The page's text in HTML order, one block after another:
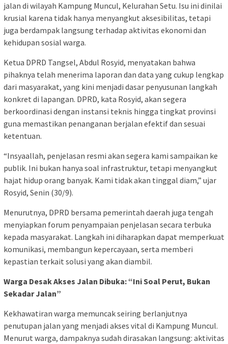
jalan di wilayah Kampung Muncul, Kelurahan Setu. Isu ini dinilai
krusial karena tidak hanya menyangkut aksesibilitas, tetapi
juga berdampak langsung terhadap aktivitas ekonomi dan
kehidupan sosial warga.
Ketua DPRD Tangsel, Abdul Rosyid, menyatakan bahwa
pihaknya telah menerima laporan dan data yang cukup lengkap
dari masyarakat, yang kini menjadi dasar penyusunan langkah
konkret di lapangan. DPRD, kata Rosyid, akan segera
berkoordinasi dengan instansi teknis hingga tingkat provinsi
guna memastikan penanganan berjalan efektif dan sesuai
ketentuan.
“Insyaallah, penjelasan resmi akan segera kami sampaikan ke
publik. Ini bukan hanya soal infrastruktur, tetapi menyangkut
hajat hidup orang banyak. Kami tidak akan tinggal diam,” ujar
Rosyid, Senin (30/9).
Menurutnya, DPRD bersama pemerintah daerah juga tengah
menyiapkan forum penyampaian penjelasan secara terbuka
kepada masyarakat. Langkah ini diharapkan dapat memperkuat
komunikasi, membangun kepercayaan, serta memberi
kepastian terkait solusi yang akan diambil.
Warga Desak Akses Jalan Dibuka: “Ini Soal Perut, Bukan
Sekadar Jalan”
Kekhawatiran warga memuncak seiring berlanjutnya
penutupan jalan yang menjadi akses vital di Kampung Muncul.
Menurut warga, dampaknya sudah dirasakan langsung: aktivitas